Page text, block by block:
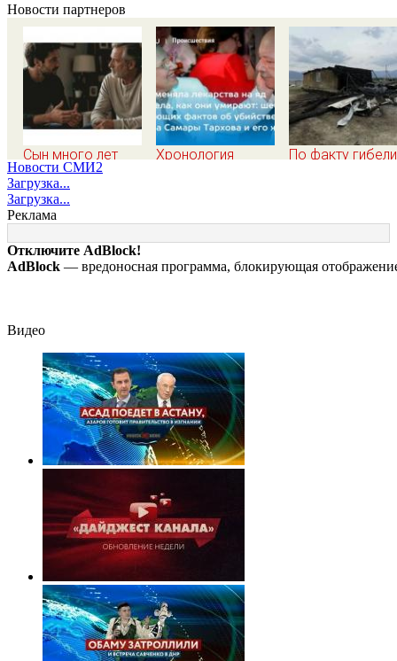
Новости партнеров
Сын много лет
стыдился простой
работы отца, пока
не узнал, ради чего
тот отказался от
карьеры - история
одной семьи
Хронология
жены: шесть
шокирующих
фактов, новые
По факту гибели
уголовное дело
Новости СМИ2
Загрузка...
Загрузка...
Реклама
Отключите AdBlock!
AdBlock — вредоносная программа, блокирующая
Видео